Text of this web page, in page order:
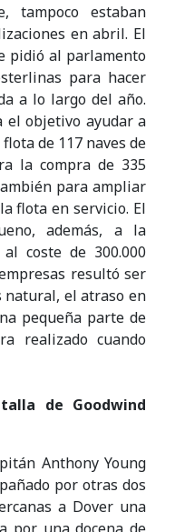
tampoco estaban
en abril. El
pidió al parlamento
para hacer
a lo largo del año.
el objetivo ayudar a
de 117 naves de
la compra de 335
para ampliar
flota en servicio. El
además, a la
coste de 300.000
resultó ser
natural, el atraso en
pequeña parte de
realizado cuando
de Goodwind
Anthony Young
por otras dos
a Dover una
por una docena de